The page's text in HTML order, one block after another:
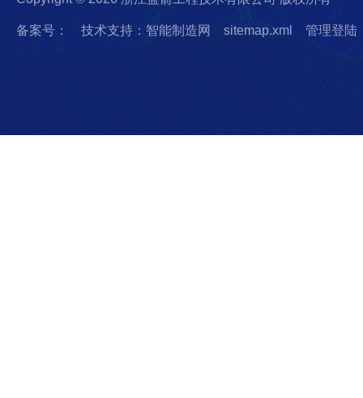
备案号： 技术支持：智能制造网 sitemap.xml 管理登陆